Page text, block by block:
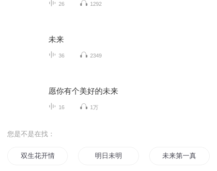
26 1292
未来
36 2349
愿你有个美好的未来
16 1万
您是不是在找：
双生花开情未了 明日未明 未来第一真仙